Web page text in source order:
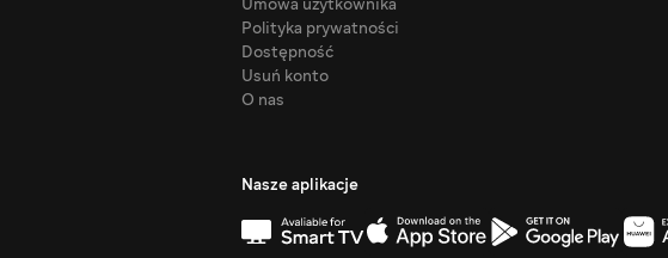
Umowa użytkownika
Polityka prywatności
Dostępność
Usuń konto
O nas
Nasze aplikacje